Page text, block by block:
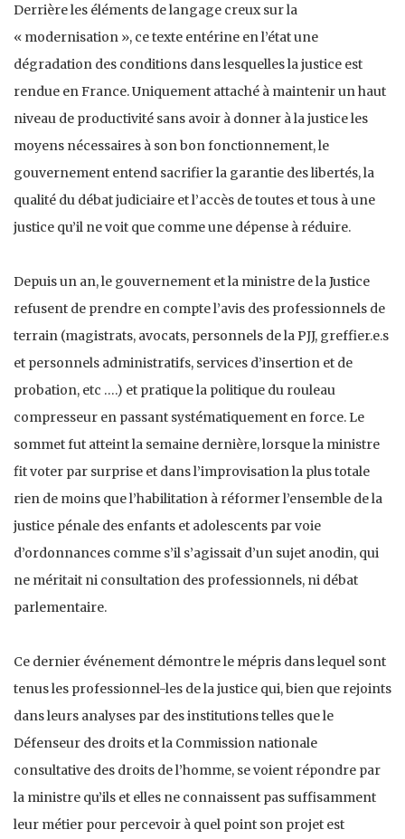
Derrière les éléments de langage creux sur la
« modernisation », ce texte entérine en l’état une
dégradation des conditions dans lesquelles la justice est
rendue en France. Uniquement attaché à maintenir un haut
niveau de productivité sans avoir à donner à la justice les
moyens nécessaires à son bon fonctionnement, le
gouvernement entend sacrifier la garantie des libertés, la
qualité du débat judiciaire et l’accès de toutes et tous à une
justice qu’il ne voit que comme une dépense à réduire.
Depuis un an, le gouvernement et la ministre de la Justice
refusent de prendre en compte l’avis des professionnels de
terrain (magistrats, avocats, personnels de la PJJ, greffier.e.s
et personnels administratifs, services d’insertion et de
probation, etc ….) et pratique la politique du rouleau
compresseur en passant systématiquement en force. Le
sommet fut atteint la semaine dernière, lorsque la ministre
fit voter par surprise et dans l’improvisation la plus totale
rien de moins que l’habilitation à réformer l’ensemble de la
justice pénale des enfants et adolescents par voie
d’ordonnances comme s’il s’agissait d’un sujet anodin, qui
ne méritait ni consultation des professionnels, ni débat
parlementaire.
Ce dernier événement démontre le mépris dans lequel sont
tenus les professionnel-les de la justice qui, bien que rejoints
dans leurs analyses par des institutions telles que le
Défenseur des droits et la Commission nationale
consultative des droits de l’homme, se voient répondre par
la ministre qu’ils et elles ne connaissent pas suffisamment
leur métier pour percevoir à quel point son projet est